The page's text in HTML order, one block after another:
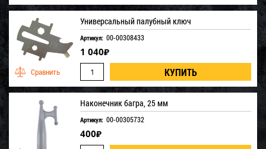
Универсальный палубный ключ
Артикул: 00-00308433
1 040₽
Наконечник багра, 25 мм
Артикул: 00-00305732
400₽